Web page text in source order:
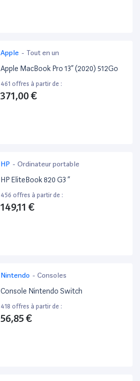
Apple - Tout en un
Apple MacBook Pro 13” (2020) 512Go
461 offres à partir de :
371,00 €
HP - Ordinateur portable
HP EliteBook 820 G3 ”
456 offres à partir de :
149,11 €
Nintendo - Consoles
Console Nintendo Switch
418 offres à partir de :
56,85 €